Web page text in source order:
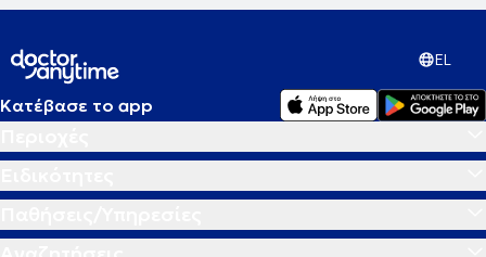
EL
Κατέβασε το app